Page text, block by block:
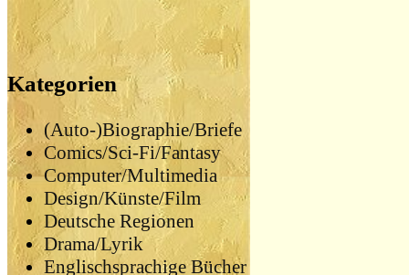
Kategorien
(Auto-)Biographie/Briefe
Comics/Sci-Fi/Fantasy
Computer/Multimedia
Design/Künste/Film
Deutsche Regionen
Drama/Lyrik
Englischsprachige Bücher